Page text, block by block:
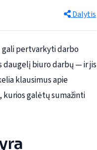
Dalytis
gali pertvarkyti darbo
daugelį biuro darbų — ir jis
klausimus apie
kurios galėtų sumažinti